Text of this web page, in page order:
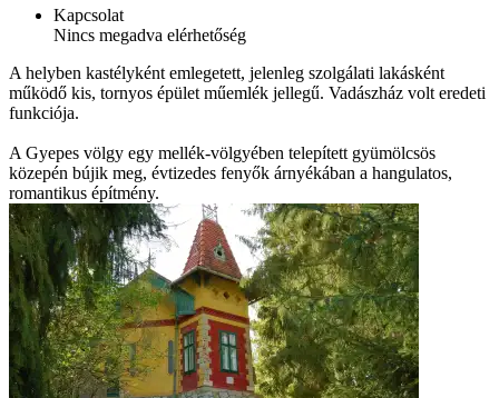
Kapcsolat
Nincs megadva elérhetőség
A helyben kastélyként emlegetett, jelenleg szolgálati lakásként
működő kis, tornyos épület műemlék jellegű. Vadászház volt eredeti
funkciója.
A Gyepes völgy egy mellék-völgyében telepített gyümölcsös
közepén bújik meg, évtizedes fenyők árnyékában a hangulatos,
romantikus építmény.